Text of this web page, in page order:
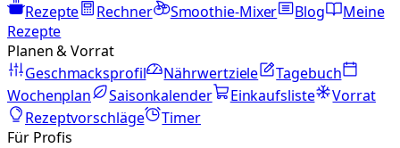
Rezepte
Rechner Smoothie-Mixer Blog
Meine
Rezepte
Planen & Vorrat
Geschmacksprofil
Nährwertziele
Tagebuch
Wochenplan
Saisonkalender Einkaufsliste
Vorrat
Rezeptvorschläge
Timer
Für Profis